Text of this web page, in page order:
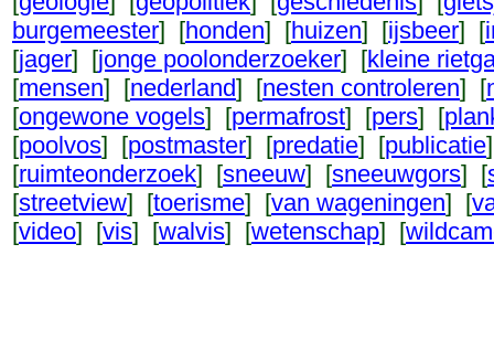
burgemeester] [honden] [huizen] [ijsbeer] [
[jager] [jonge poolonderzoeker] [kleine
[mensen] [nederland] [nesten controleren] [
[ongewone vogels] [permafrost] [pers] [
[poolvos] [postmaster] [predatie] [publicatie
[ruimteonderzoek] [sneeuw] [sneeuwgors] [
[streetview] [toerisme] [van wageningen] [
[video] [vis] [walvis] [wetenschap] [